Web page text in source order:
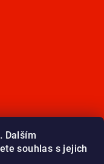
Dalším
souhlas s jejich